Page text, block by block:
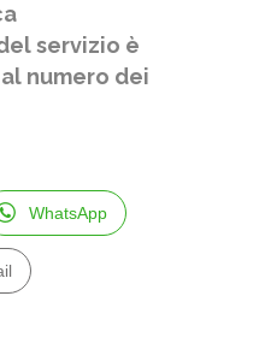
servizio è
numero dei
WhatsApp